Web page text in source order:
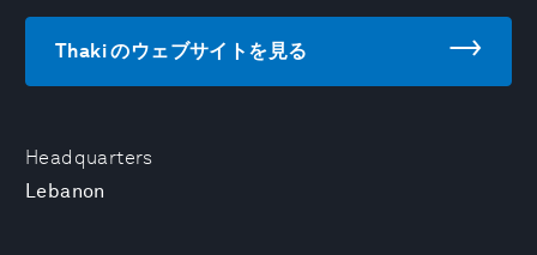
Headquarters
Lebanon
Thaki のウェブサイトを見る